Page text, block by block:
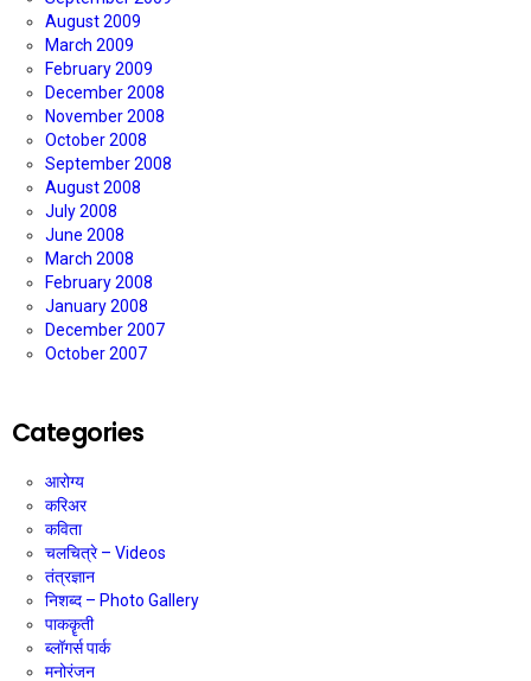
August 2009
March 2009
February 2009
December 2008
November 2008
October 2008
September 2008
August 2008
July 2008
June 2008
March 2008
February 2008
January 2008
December 2007
October 2007
Categories
आरोग्य
करिअर
कविता
चलचित्रे – Videos
तंत्रज्ञान
निशब्द – Photo Gallery
पाककॄती
ब्लॉगर्स पार्क
मनोरंजन